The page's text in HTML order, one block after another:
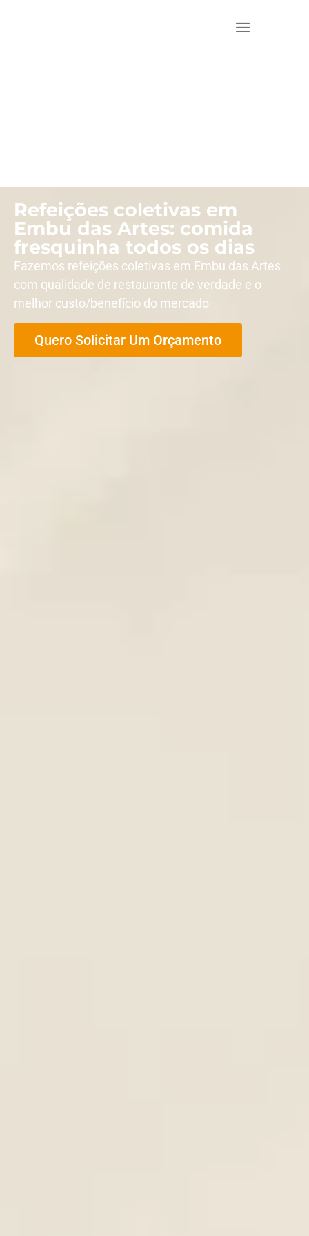
Refeições coletivas em
Embu das Artes: comida
fresquinha todos os dias
Fazemos refeições coletivas em Embu das Artes
com qualidade de restaurante de verdade e o
melhor custo/benefício do mercado
Quero Solicitar Um Orçamento